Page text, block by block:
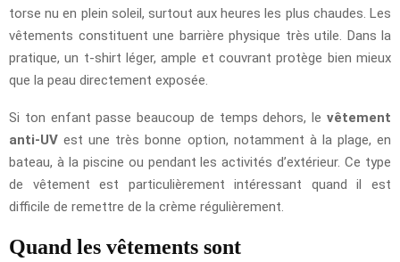
torse nu en plein soleil, surtout aux heures les plus chaudes. Les
vêtements constituent une barrière physique très utile. Dans la
pratique, un t-shirt léger, ample et couvrant protège bien mieux
que la peau directement exposée.
Si ton enfant passe beaucoup de temps dehors, le vêtement
anti-UV est une très bonne option, notamment à la plage, en
bateau, à la piscine ou pendant les activités d’extérieur. Ce type
de vêtement est particulièrement intéressant quand il est
difficile de remettre de la crème régulièrement.
Quand les vêtements sont